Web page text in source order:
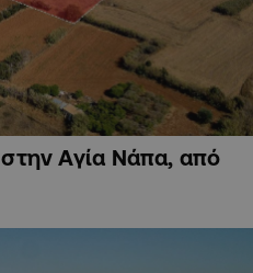
Αγία Νάπα, από